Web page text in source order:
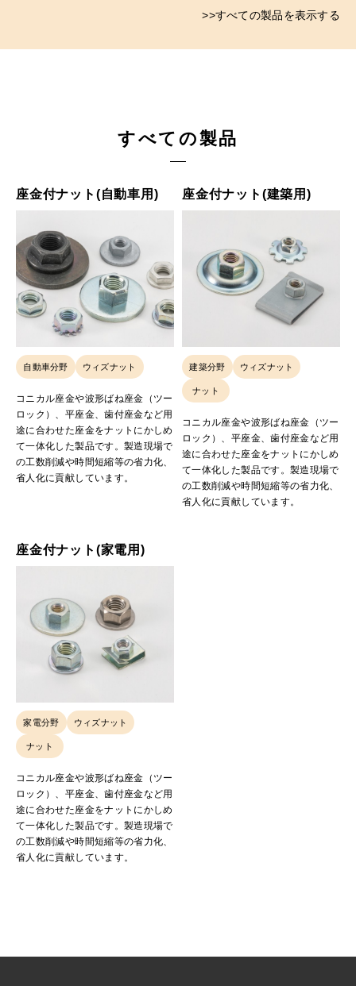
すべての製品を表示する
すべての製品
座金付ナット(自動車用)
自動車分野 ウィズナット
コニカル座金や波形ばね座金（ツー
ロック）、平座金、歯付座金など用
途に合わせた座金をナットにかしめ
て一体化した製品です。製造現場で
の工数削減や時間短縮等の省力化、
省人化に貢献しています。
座金付ナット(建築用)
建築分野 ウィズナット
ナット
コニカル座金や波形ばね座金（ツー
ロック）、平座金、歯付座金など用
途に合わせた座金をナットにかしめ
て一体化した製品です。製造現場で
の工数削減や時間短縮等の省力化、
省人化に貢献しています。
座金付ナット(家電用)
家電分野 ウィズナット
ナット
コニカル座金や波形ばね座金（ツー
ロック）、平座金、歯付座金など用
途に合わせた座金をナットにかしめ
て一体化した製品です。製造現場で
の工数削減や時間短縮等の省力化、
省人化に貢献しています。